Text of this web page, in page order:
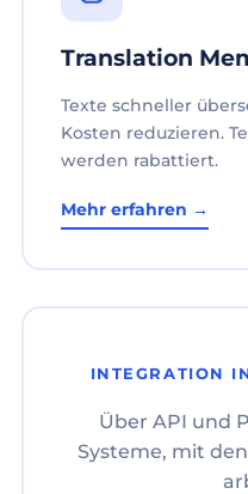
Translation
Texte schneller
Kosten reduzieren.
werden rabattiert.
Mehr erfahren →
INTEGRATION
Über API und
Systeme, mit